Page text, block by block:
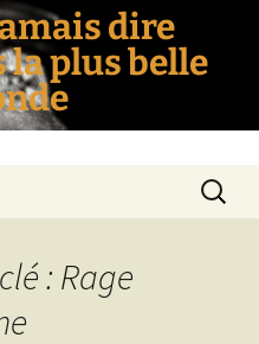
dire
la plus belle
: Rage